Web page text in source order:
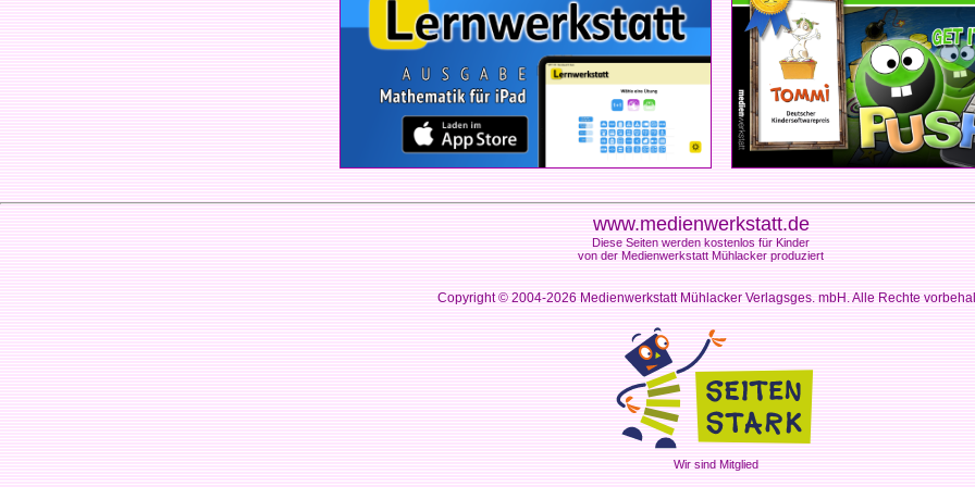
www.medienwerkstatt.de
Diese Seiten werden kostenlos für Kinder
von der Medienwerkstatt Mühlacker produziert
Copyright © 2004-2026Medienwerkstatt Mühlacker Verlagsges. mbH. Alle Rechte
Wir sind Mitglied